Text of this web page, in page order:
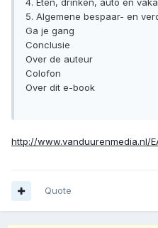
4. Eten, drinken, auto en
5. Algemene bespaar- en
Ga je gang
Conclusie
Over de auteur
Colofon
Over dit e-book
http://www.vanduurenmedia.nl/
Quote